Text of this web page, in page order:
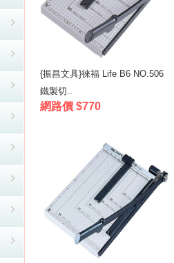
{振昌文具}徠福 Life B6 NO.506
鐵製切..
網路價 $770